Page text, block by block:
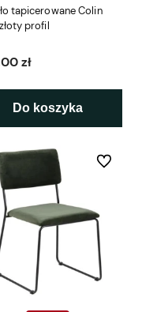
tapicerowane Colin
profil
zł
Do koszyka
Do